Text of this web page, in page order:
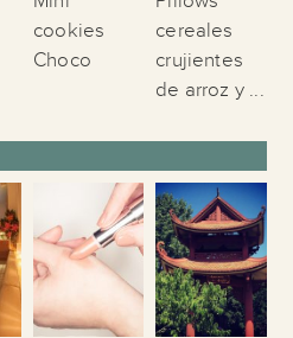
cookies
Choco
cereales
crujientes
de arroz y ...